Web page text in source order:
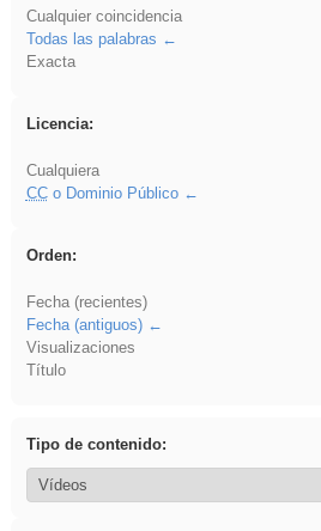
Cualquier coincidencia
Todas las palabras
Exacta
Licencia:
Cualquiera
CCo Dominio Público
Orden:
Fecha (recientes)
Fecha (antiguos)
Visualizaciones
Título
Tipo de contenido: